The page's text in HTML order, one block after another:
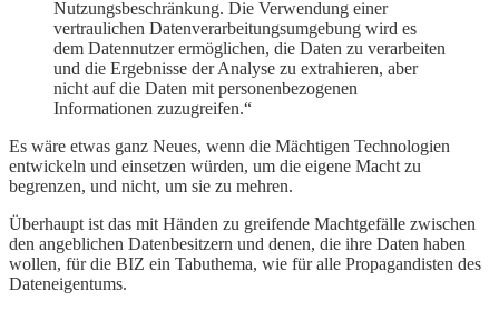
Nutzungsbeschränkung. Die Verwendung einer
vertraulichen Datenverarbeitungsumgebung wird es
dem Datennutzer ermöglichen, die Daten zu verarbeiten
und die Ergebnisse der Analyse zu extrahieren, aber
nicht auf die Daten mit personenbezogenen
Informationen zuzugreifen.“
Es wäre etwas ganz Neues, wenn die Mächtigen Technologien
entwickeln und einsetzen würden, um die eigene Macht zu
begrenzen, und nicht, um sie zu mehren.
Überhaupt ist das mit Händen zu greifende Machtgefälle zwischen
den angeblichen Datenbesitzern und denen, die ihre Daten haben
wollen, für die BIZ ein Tabuthema, wie für alle Propagandisten des
Dateneigentums.